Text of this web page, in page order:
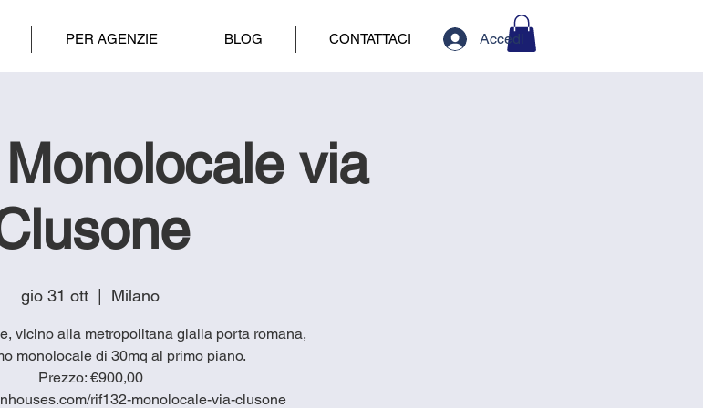
PER AGENZIE BLOG CONTATTACI Accedi
via
gio 31 ott
  |
Milano
vicino alla metropolitana gialla porta romana,
monolocale di 30mq al primo piano.
Prezzo: €900,00
rif132-monolocale-via-clusone